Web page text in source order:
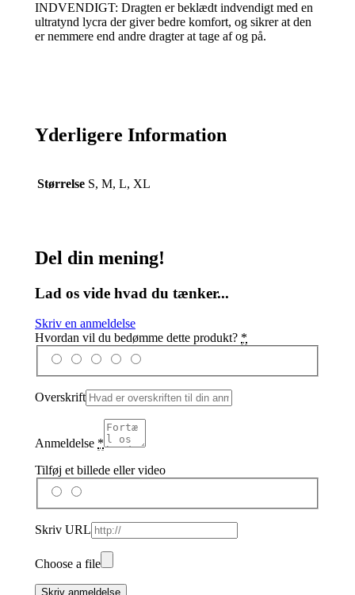
INDVENDIGT: Dragten er beklædt indvendigt med en
ultratynd lycra der giver bedre komfort, og sikrer at den
er nemmere end andre dragter at tage af og på.
Yderligere Information
Størrelse S, M, L, XL
Del din mening!
Lad os vide hvad du tænker...
Skriv en anmeldelse
Hvordan vil du bedømme dette produkt? *
Overskrift
Anmeldelse *
Tilføj et billede eller video
Skriv URL
Choose a file
Skriv anmeldelse